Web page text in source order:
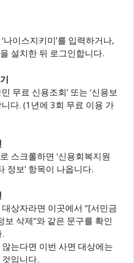
나이스지키미’를 입력하거나,
설치한 뒤 로그인합니다.
무료 신용조회’ 또는 ‘신용보
니다. (1년에 3회 무료 이용 가
스크롤하면 ‘신용회복지원
정보’ 항목이 나옵니다.
상자라면 이곳에서 “[서민금
보 삭제”와 같은 문구를 확인
는다면 이번 사면 대상에는
입니다.